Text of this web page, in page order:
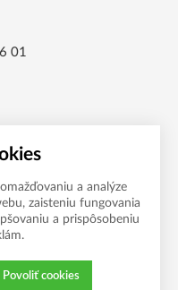
01
a analýze
zaisteniu fungovania
a prispôsobeniu
Povoliť cookies